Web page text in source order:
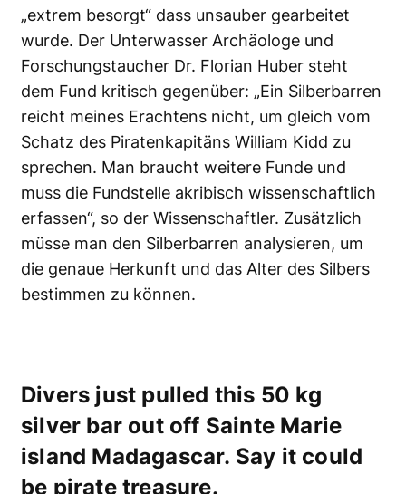
„extrem besorgt“ dass unsauber gearbeitet
wurde. Der Unterwasser Archäologe und
Forschungstaucher Dr. Florian Huber steht
dem Fund kritisch gegenüber: „Ein Silberbarren
reicht meines Erachtens nicht, um gleich vom
Schatz des Piratenkapitäns William Kidd zu
sprechen. Man braucht weitere Funde und
muss die Fundstelle akribisch wissenschaftlich
erfassen“, so der Wissenschaftler. Zusätzlich
müsse man den Silberbarren analysieren, um
die genaue Herkunft und das Alter des Silbers
bestimmen zu können.
Divers just pulled this 50 kg
silver bar out off Sainte Marie
island Madagascar. Say it could
be pirate treasure.